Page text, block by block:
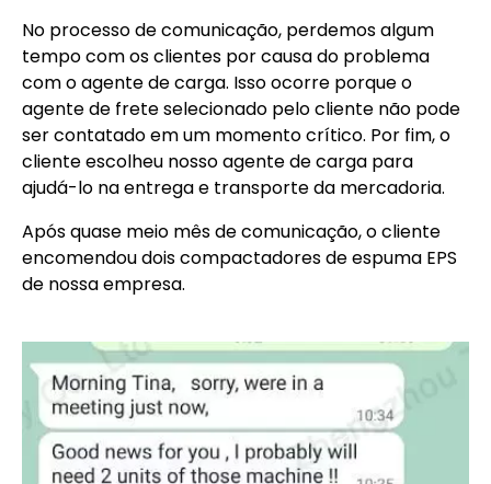
No processo de comunicação, perdemos algum
tempo com os clientes por causa do problema
com o agente de carga. Isso ocorre porque o
agente de frete selecionado pelo cliente não pode
ser contatado em um momento crítico. Por fim, o
cliente escolheu nosso agente de carga para
ajudá-lo na entrega e transporte da mercadoria.
Após quase meio mês de comunicação, o cliente
encomendou dois compactadores de espuma EPS
de nossa empresa.